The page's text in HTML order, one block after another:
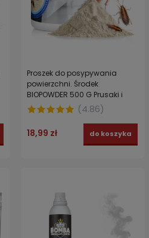
Proszek do posypywania
powierzchni. Środek
BIOPOWDER 500 G Prusaki i
karaluchy.
(4.86)
18,99 zł do koszyka